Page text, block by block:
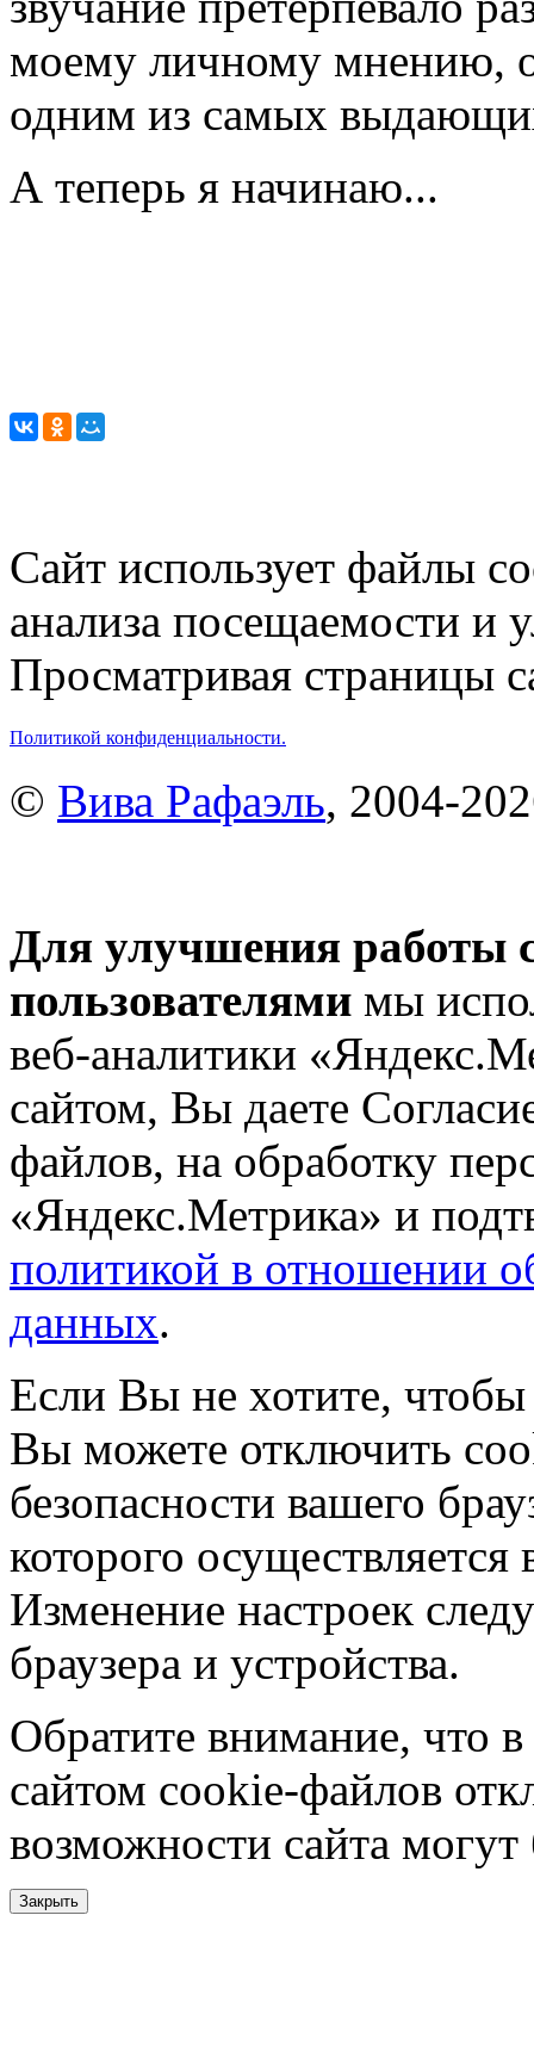
моему личному мнению,
одним из самых
А теперь я начинаю...
Сайт использует файлы
анализа посещаемости и
Просматривая страницы
Политикой конфиденциальности.
© Вива Рафаэль, 2004-
Для улучшения работы
пользователями мы
веб-аналитики
сайтом, Вы даете
файлов, на обработку
«Яндекс.Метрика» и
политикой в отношении
данных.
Если Вы не хотите,
Вы можете отключить
безопасности вашего
которого
Изменение настроек
браузера и устройства.
Обратите внимание, что в
сайтом cookie-файлов
возможности сайта
Закрыть